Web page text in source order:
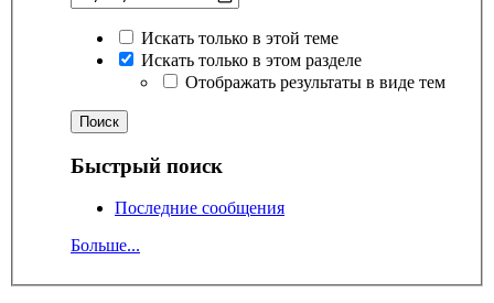
Искать только в этой теме
Искать только в этом разделе
Отображать результаты в виде тем
Быстрый поиск
Последние сообщения
Больше...